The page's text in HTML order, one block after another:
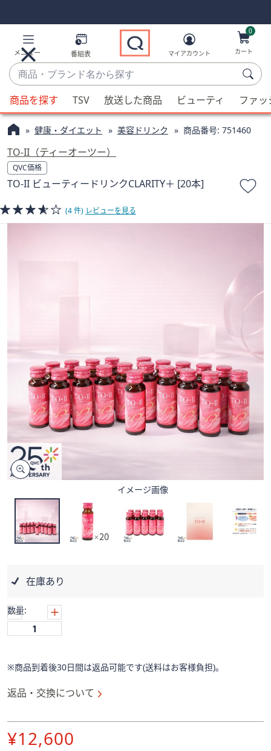
Links
Links2
メニュー 番組表
商
品・
ブ
ラ
ン
名
か
ら
す
候
補
が
利
用
可
能
場
合、
ま
た
バ
イ
ス
左
に
ス
プ
し
て
で
き
ま
マイアカウント
0
カート
商品を探す TSV 放送した商品 ビューティ ファ
健康・ダイエット 美容ドリンク 商品番号: 751460
TO-II（ティーオーツー）
QVC価格
TO-II ビューティードリンクCLARITY＋ [20本]
(4 件) レビューを見る
イメージ画像
在庫あり
数量:
※商品到着後30日間は返品可能です(送料はお客様負担)。
返品・交換について
削
¥12,600